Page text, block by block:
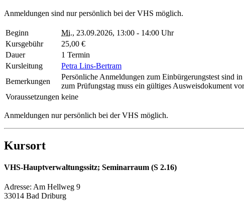
Anmeldungen sind nur persönlich bei der VHS möglich.
Beginn Mi., 23.09.2026, 13:00 - 14:00 Uhr
Kursgebühr
25,00 €
Dauer
1 Termin
Kursleitung
Petra Lins-Bertram
Bemerkungen
Persönliche Anmeldungen zum Einbürgerungstest sind
zum Prüfungstag muss ein gültiges Ausweisdokument
Voraussetzungen keine
Anmeldungen nur persönlich bei der VHS möglich.
Kursort
VHS-Hauptverwaltungssitz; Seminarraum (S 2.16)
Adresse: Am Hellweg 9
33014 Bad Driburg